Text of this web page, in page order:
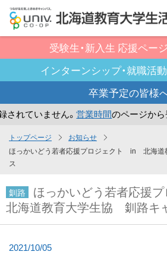
ン
テ
ン
受験生・新入生 応援ペー
インターンシップ・就職活
卒業予定の皆様
ていません。営業時間のページから登録
トップページ
お知らせ
ほっかいどう若者応援プロジェクト in 北海
ス
釧路
ほっかいどう若者応援
北海道教育大学生協 釧路キ
2021/10/05